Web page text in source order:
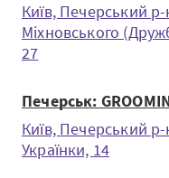
Київ, Печерський
Міхновського
27
Печерськ:
Київ, Печерський р-
Українки, 14